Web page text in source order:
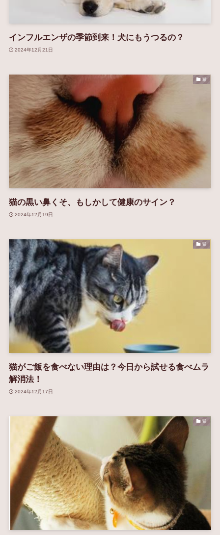
インフルエンザの季節到来！犬にもうつるの？
2024年12月21日
猫
猫の黒い鼻くそ、もしかして健康のサイン？
2024年12月19日
猫
猫がご飯を食べない理由は？今日から試せる食べムラ
解消法！
2024年12月17日
猫